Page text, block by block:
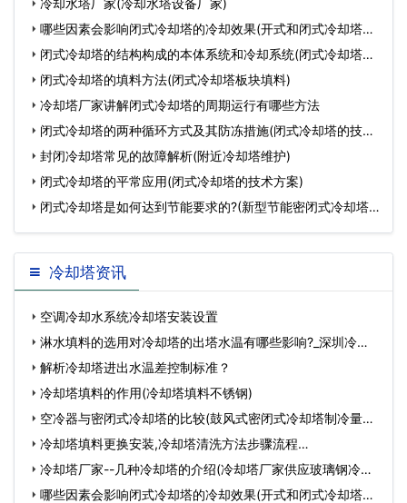
冷却水塔厂家(冷却水塔设备厂家)
哪些因素会影响闭式冷却塔的冷却效果(开式和闭式冷却塔冷
却 闭式冷却塔的结构构成的本体系统和冷却系统(闭式冷却塔的
技 闭式冷却塔的填料方法(闭式冷却塔板块填料)
冷却塔厂家讲解闭式冷却塔的周期运行有哪些方法
闭式冷却塔的两种循环方式及其防冻措施(闭式冷却塔的技术
方 封闭冷却塔常见的故障解析(附近冷却塔维护)
闭式冷却塔的平常应用(闭式冷却塔的技术方案)
闭式冷却塔是如何达到节能要求的?(新型节能密闭式冷却塔
规
冷却塔资讯
空调冷却水系统冷却塔安装设置
淋水填料的选用对冷却塔的出塔水温有哪些影响?_深圳冷却
塔…解析冷却塔进出水温差控制标准？
冷却塔填料的作用(冷却塔填料不锈钢)
空冷器与密闭式冷却塔的比较(鼓风式密闭式冷却塔制冷量是
多…冷却塔填料更换安装,冷却塔清洗方法步骤流程…
冷却塔厂家--几种冷却塔的介绍(冷却塔厂家供应玻璃钢冷却
塔…哪些因素会影响闭式冷却塔的冷却效果(开式和闭式冷却塔冷